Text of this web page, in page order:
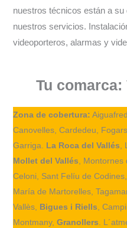
nuestros técnicos están a
nuestros servicios.
videoporteros, alarmas y
Tu comarca:
Zona de cobertura:
Canovelles, Cardedeu,
Garriga. La Roca del Vallés,
Mollet del Vallés, Montornes
Celoni, Sant Felíu de
María de Martorelles,
Vallès, Bigues i Riells,
Montmany,Granollers.